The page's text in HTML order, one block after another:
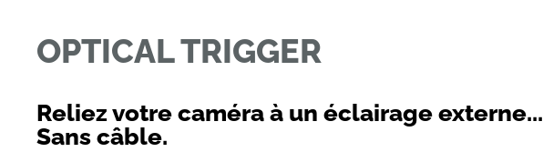
OPTICAL TRIGGER
Reliez votre caméra à un éclairage externe...
Sans câble.